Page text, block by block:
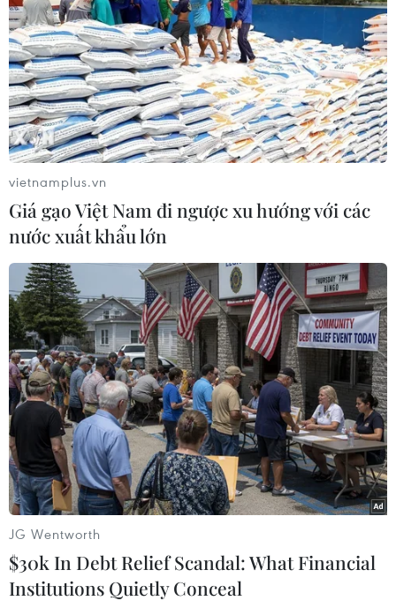
Sản xuất công nghiệp trong năm tháng
tăng 9,1%, mức cao nhất trong bốn năm
qua
03/06/2026 04:21
Chỉ số sản xuất toàn ngành công nghiệp năm tháng của
năm 2026 tăng 9,1%, ghi nhận mức tăng trưởng cùng
kỳ cao nhất trong vòng bốn năm trở lại đây.
vietnamplus.vn
Giá gạo Việt Nam đi ngược xu hướng với các
nước xuất khẩu lớn
JG Wentworth
$30k In Debt Relief Scandal: What Financial
Institutions Quietly Conceal